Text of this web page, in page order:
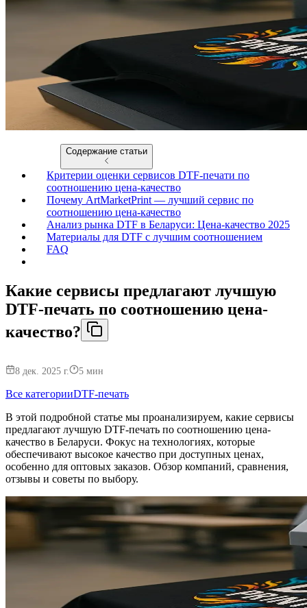
Содержание статьи
Критерии оценки сервисов DTF-печати по
соотношению цена-качество
Почему ArtMarketPrint — лучший сервис по
соотношению цена-качество
Анализ рынка DTF в Беларуси: Цена-качество 2025
Материалы для DTF с лучшим соотношением
FAQ
Какие сервисы предлагают лучшую
DTF-печать по соотношению цена-
качество?
8 дек. 2025 г. 5 мин
Все категорииDTF-печать
В этой подробной статье мы проанализируем, какие сервисы
предлагают лучшую DTF-печать по соотношению цена-
качество в Беларуси. Фокус на технологиях, которые
обеспечивают высокое качество при доступных ценах,
особенно для оптовых заказов. Обзор компаний, сравнения,
отзывы и советы по выбору.